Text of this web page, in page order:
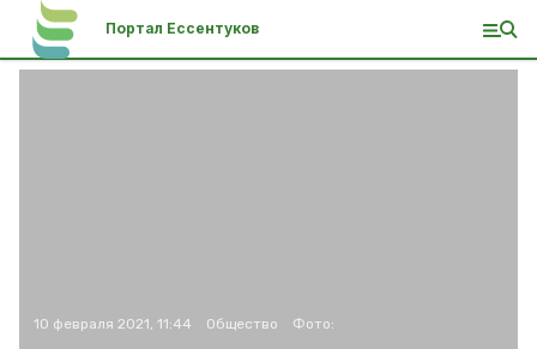
Портал Ессентуков
10 февраля 2021, 11:44 Общество Фото: